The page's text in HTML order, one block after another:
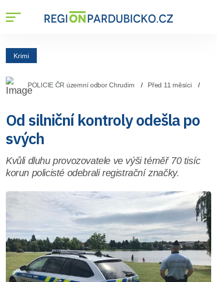
Krimi
POLICIE ČR územní odbor Chrudim Před 11 měsíci
Od silniční kontroly odešla po
svých
Kvůli dluhu provozovatele ve výši téměř 70 tisíc
korun policisté odebrali registrační značky.